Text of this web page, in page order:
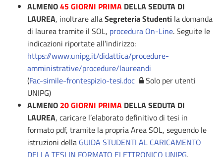
ALMENO45 GIORNI PRIMA DELLA SEDUTA DI
LAUREA, inoltrare allaSegreteria Studenti la domanda
di laurea tramite il SOL, procedura On-Line. Seguite le
indicazioni riportate all’indirizzo:
https://www.unipg.it/didattica/procedure-
amministrative/procedure/laureandi
(Fac-simile-frontespizio-tesi.doc
Solo per utenti
UNIPG)
ALMENO 20 GIORNI PRIMA DELLA SEDUTA DI
LAUREA, caricare l’elaborato definitivo di tesi in
formato pdf, tramite la propria Area SOL, seguendo le
istruzioni della GUIDA STUDENTI AL CARICAMENTO
DELLA TESI IN FORMATO ELETTRONICO UNIPG.